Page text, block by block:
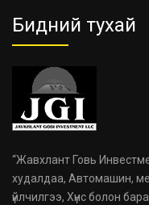
Бидний тухай
“Жавхлант Говь
худалдаа, Автомашин,
үйлчилгээ, Хүнс болон